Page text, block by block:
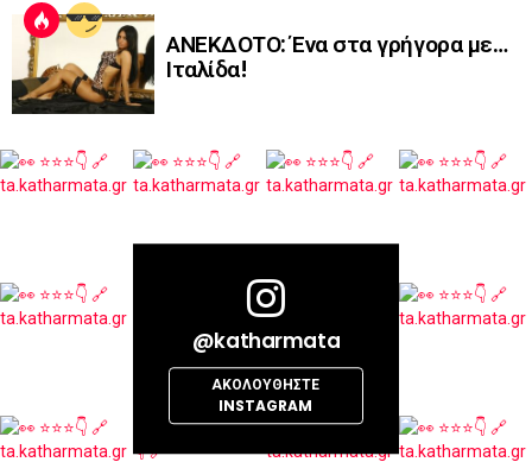
ΑΝΕΚΔΟΤΟ: Ένα στα γρήγορα με…
Ιταλίδα!
@katharmata
ΑΚΟΛΟΥΘΉΣΤΕ
INSTAGRAM